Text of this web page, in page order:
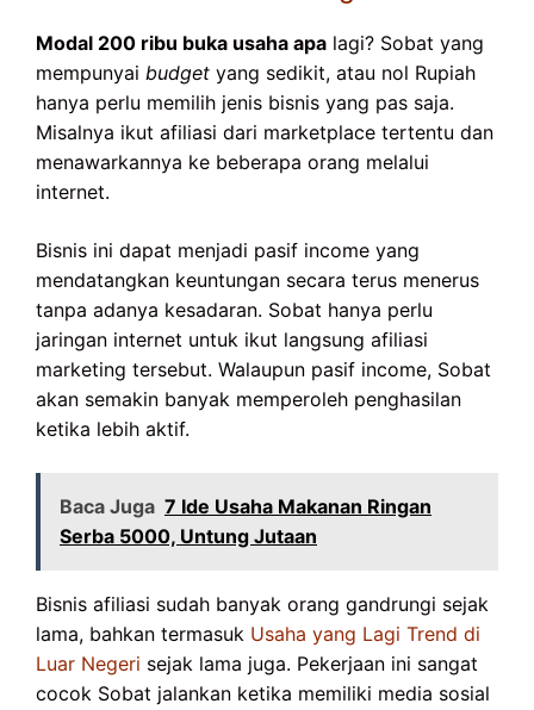
Modal 200 ribu buka usaha apa lagi? Sobat yang
mempunyai budget yang sedikit, atau nol Rupiah
hanya perlu memilih jenis bisnis yang pas saja.
Misalnya ikut afiliasi dari marketplace tertentu dan
menawarkannya ke beberapa orang melalui
internet.
Bisnis ini dapat menjadi pasif income yang
mendatangkan keuntungan secara terus menerus
tanpa adanya kesadaran. Sobat hanya perlu
jaringan internet untuk ikut langsung afiliasi
marketing tersebut. Walaupun pasif income, Sobat
akan semakin banyak memperoleh penghasilan
ketika lebih aktif.
Baca Juga 7 Ide Usaha Makanan Ringan
Serba 5000, Untung Jutaan
Bisnis afiliasi sudah banyak orang gandrungi sejak
lama, bahkan termasuk Usaha yang Lagi Trend di
Luar Negeri sejak lama juga. Pekerjaan ini sangat
cocok Sobat jalankan ketika memiliki media sosial